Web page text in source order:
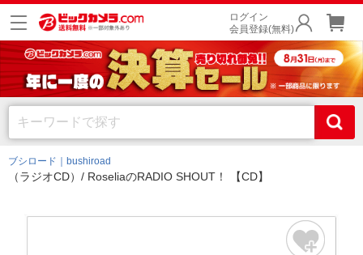
ログイン
会員登録(無料)
ブシロード｜bushiroad
（ラジオCD）/ RoseliaのRADIO SHOUT！ 【CD】